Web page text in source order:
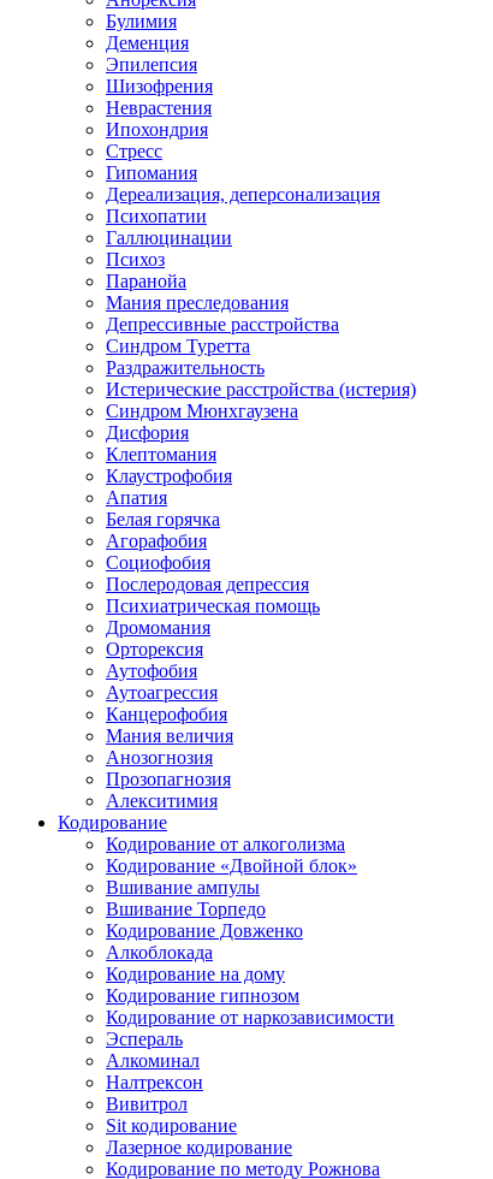
Булимия
Деменция
Эпилепсия
Шизофрения
Неврастения
Ипохондрия
Стресс
Гипомания
Дереализация, деперсонализация
Психопатии
Галлюцинации
Психоз
Паранойа
Мания преследования
Депрессивные расстройства
Синдром Туретта
Раздражительность
Истерические расстройства (истерия)
Синдром Мюнхгаузена
Дисфория
Клептомания
Клаустрофобия
Апатия
Белая горячка
Агорафобия
Социофобия
Послеродовая депрессия
Психиатрическая помощь
Дромомания
Орторексия
Аутофобия
Аутоагрессия
Канцерофобия
Мания величия
Анозогнозия
Прозопагнозия
Алекситимия
Кодирование
Кодирование от алкоголизма
Кодирование «Двойной блок»
Вшивание ампулы
Вшивание Торпедо
Кодирование Довженко
Алкоблокада
Кодирование на дому
Кодирование гипнозом
Кодирование от наркозависимости
Эспераль
Алкоминал
Налтрексон
Вивитрол
Sit кодирование
Лазерное кодирование
Кодирование по методу Рожнова